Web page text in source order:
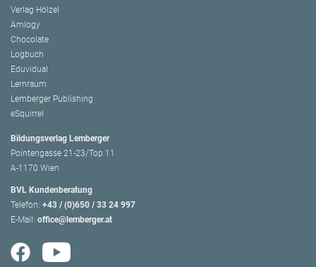
Verlag Hölzel
Amlogy
Chocolate
Logbuch
Eduvidual
Lernraum
Lemberger Publishing
eSquirrel
Bildungsverlag Lemberger
Pointengasse 21-23/Top 11
A-1170 Wien
BVL Kundenberatung
Telefon: +43 / (0)650 / 33 24 997
E-Mail: office@lemberger.at